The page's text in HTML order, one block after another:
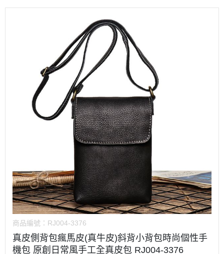
商品編號： RJ004-3376
真皮側背包瘋馬皮(真牛皮)斜背小背包時尚個性手
機包 原創日常風手工全真皮包 RJ004-3376